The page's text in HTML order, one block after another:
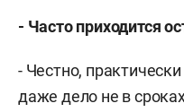
- Часто приходится
- Честно,
даже дело не в